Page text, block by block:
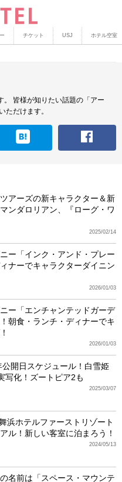
チケット USJ ホテル空室
皆様が知りたい話題の「アー
ただけます。
アーズの新キャラクター＆新
ンダロリアン、『ローグ・ワ
2025/02/14
ー「インク・アンド・プレー
ナーでキャラクターダイニン
2026/01/03
ー「エンチャンテッドガーデ
朝食・ランチ・ディナーでキ
2026/01/03
開日スケジュール！白雪姫
写化！ズートピア2も
2025/03/07
浜ホテルファーストリゾート
ル！新しい客室に泊まろう！
2024/05/13
名前は「スペース・マウンテ